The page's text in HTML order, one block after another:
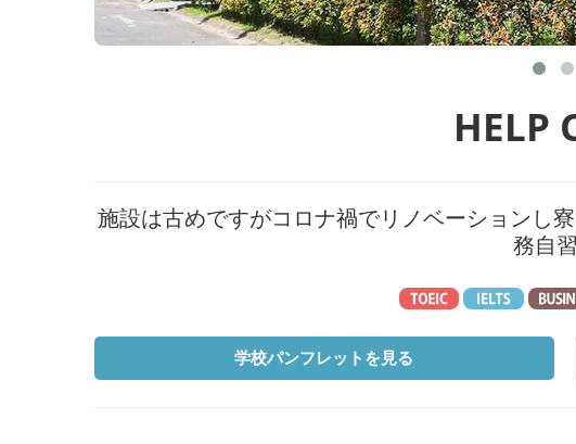
HELP
施設は古めですがコロナ禍でリノベーションし
務自
学校パンフレットを見る